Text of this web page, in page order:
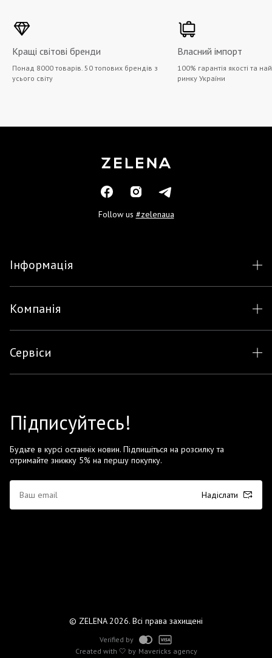
Кращі світові бренди
Понад 8000 товарів. 50 топових брендів з
усього світу
Власний імпорт
100% гарантія якості та
ринку України
Follow us #zelenaua
Інформація
Компанія
Сервіси
Підписуйтесь!
Будьте в курсі останніх новин. Підпишіться на розсилку та
отримайте знижку 5% на першу покупку.
Надіслати
© ZELENA 2026. Всі права захищені
Created with 🤍 by Mavericks agency
Verified by